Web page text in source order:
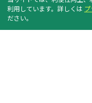
メール
利用しています。詳しくは
ださい。